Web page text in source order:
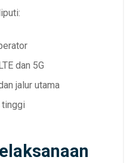
dan 5G
jalur utama